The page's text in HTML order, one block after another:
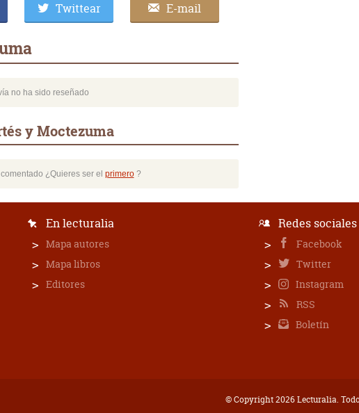
Twittear E-mail
no ha sido reseñado
y Moctezuma
¿Quieres ser el primero?
En lecturalia
Mapa autores
Mapa libros
Editores
Redes sociales
Facebook
Twitter
Instagram
RSS
Boletín
© Copyright 2026 Lecturalia.